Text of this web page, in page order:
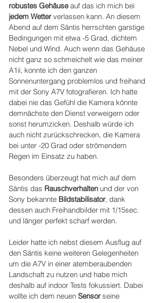
robustes Gehäuse auf das ich mich bei
jedem Wetter verlassen kann. An diesem
Abend auf dem Säntis herrschten garstige
Bedingungen mit etwa -5 Grad, dichtem
Nebel und Wind. Auch wenn das Gehäuse
nicht ganz so schmeichelt wie das meiner
A1ii, konnte ich den ganzen
Sonnenuntergang problemlos und freihand
mit der Sony A7V fotografieren. Ich hatte
dabei nie das Gefühl die Kamera könnte
demnächste den Dienst verweigern oder
sonst herumzicken. Deshalb würde ich
auch nicht zurückschrecken, die Kamera
bei unter -20 Grad oder strömendem
Regen im Einsatz zu haben.
Besonders überzeugt hat mich auf dem
Säntis das Rauschverhalten und der von
Sony bekannte Bildstabilisator, dank
dessen auch Freihandbilder mit 1/15sec.
und länger perfekt scharf werden.
Leider hatte ich nebst diesem Ausflug auf
den Säntis keine weiteren Gelegenheiten
um die A7V in einer atemberaubenden
Landschaft zu nutzen und habe mich
deshalb auf indoor Tests fokussiert. Dabei
wollte ich dem neuen Sensor seine